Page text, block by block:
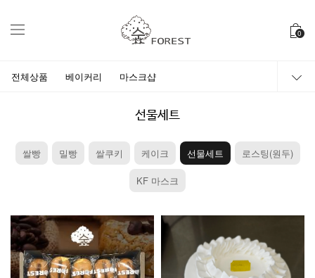
0
전체상품 베이커리 마스크샵
선물세트
쌀빵 밀빵 쌀쿠키 케이크 선물세트 로스팅(원두)
KF 마스크